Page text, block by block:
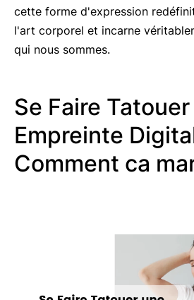
cette forme d'expression
l'art corporel et incarne
qui nous sommes.
Se Faire
Empreinte
Comment ca